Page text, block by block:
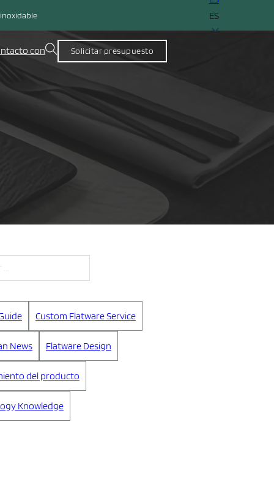
ES
con Solicitar presupuesto
Custom Flatware Service
News Flatware Design
del producto
Knowledge